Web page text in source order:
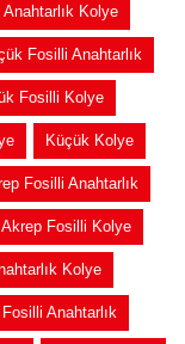
Kolye
Fosilli Anahtarlık
Fosilli Kolye
Küçük Kolye
Fosilli Anahtarlık
Fosilli Kolye
Kolye
Anahtarlık